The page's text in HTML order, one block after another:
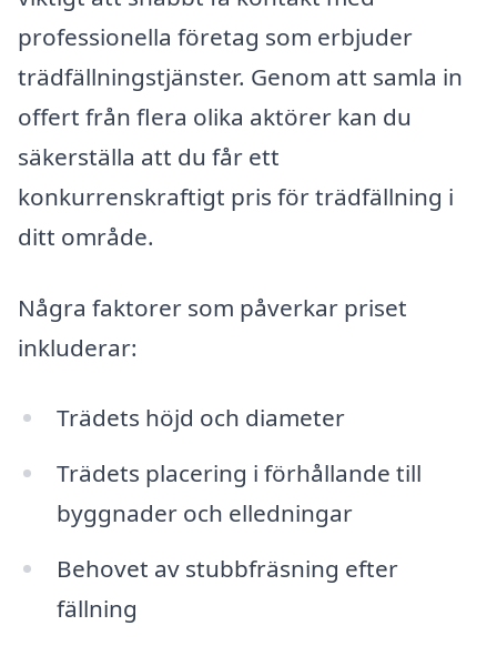
professionella företag som erbjuder
trädfällningstjänster. Genom att samla in
offert från flera olika aktörer kan du
säkerställa att du får ett
konkurrenskraftigt pris för trädfällning i
ditt område.
Några faktorer som påverkar priset
inkluderar:
Trädets höjd och diameter
Trädets placering i förhållande till
byggnader och elledningar
Behovet av stubbfräsning efter
fällning